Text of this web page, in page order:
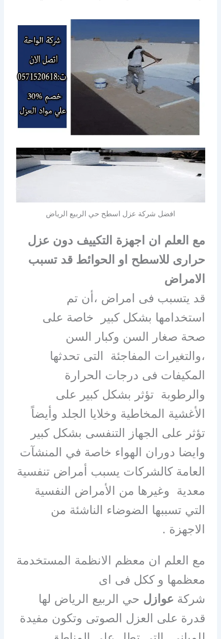
افضل شركة عزل اسطح حي الربيع الرياض
مع العلم ان اجهزة التكييف دون عزل
حرارى للاسطح او الحوائط قد تسبب
الامراض
قد يتسبب فى امراض ،أن تم
استخدامها بشكل كبير خاصة على
صحة صغار السن وكبار السن
،والتغيرات المفاجئة التى تحدثها
المكيفات فى درجات الحرارة
والرطوبة تؤثر بشكل كبير على
الأغشية المخاطية وخلايا الجلد وأيضاً
تؤثر على الجهاز التنفسى بشكل كبير
وايضا دوران الهواء خاصة في المنشآت
العامة كالشركات يسبب أمراض تنفسية
معدية وغيرها من الأمراض النفسية
التي تسببها الضوضاء الناشئة من
الاجهزة .
مع العلم ان معظم الانظمة المستخدمة
معظمها و ككل فى اى
شركة عوازل حي الربيع الرياض لها
قدرة على العزل الصوتى وتكون مفيدة